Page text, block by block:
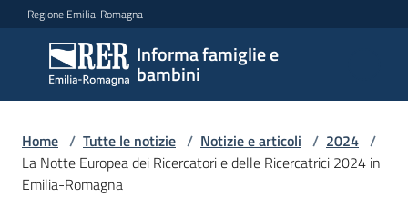
Vai al contenuto
Vai alla navigazione
Vai al footer
Regione Emilia-Romagna
Informa famiglie e
bambini
Informa
famiglie
e
bambini
Home / Tutte le notizie / Notizie e articoli / 2024 /
La Notte Europea dei Ricercatori e delle Ricercatrici 2024 in
Emilia-Romagna